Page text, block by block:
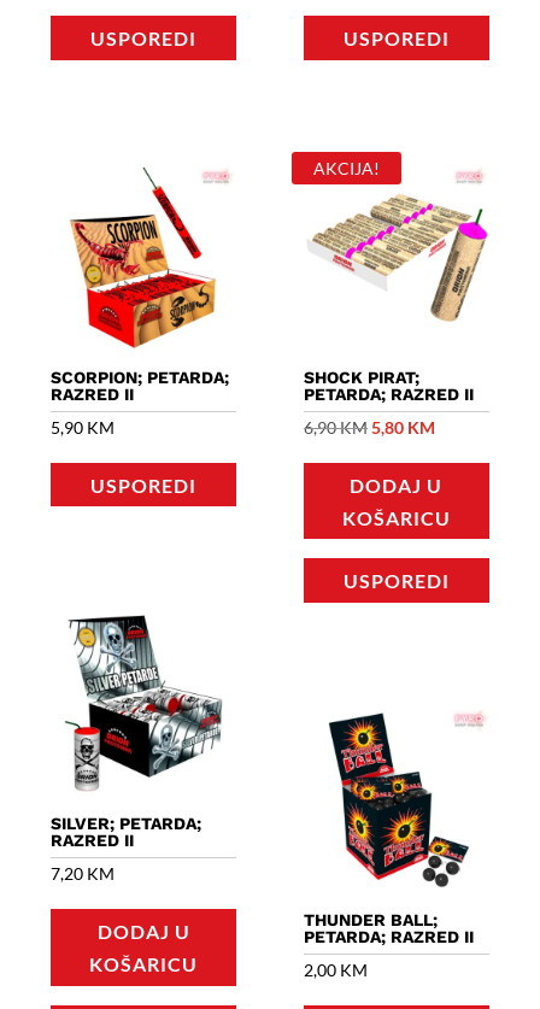
USPOREDI USPOREDI
SCORPION; PETARDA;
RAZRED II
5,90 KM
USPOREDI
AKCIJA!
SHOCK PIRAT;
PETARDA; RAZRED II
6,90KM Izvorna
bila
je:
5,80 KM
je:
5,80 KM.
DODAJ U
KOŠARICU
USPOREDI
SILVER; PETARDA;
RAZRED II
7,20 KM
DODAJ U
KOŠARICU
THUNDER BALL;
PETARDA; RAZRED II
2,00 KM